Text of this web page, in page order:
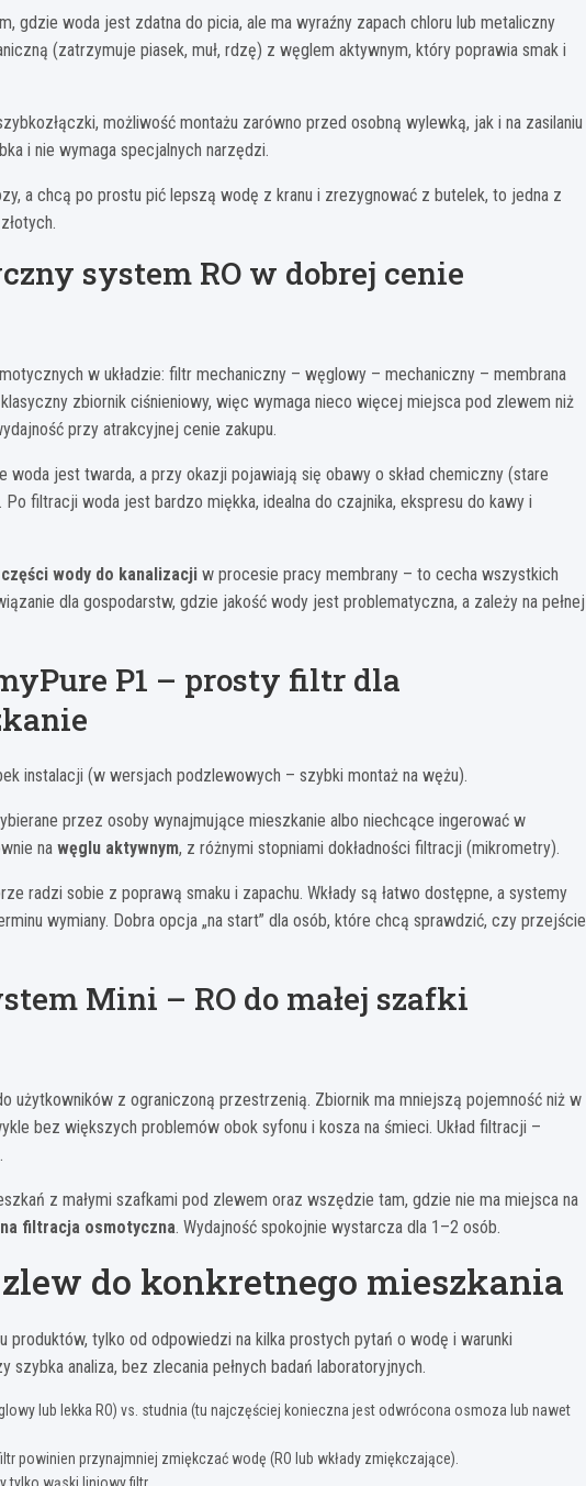
gdzie woda jest zdatna do picia, ale ma wyraźny zapach chloru lub metaliczny
(zatrzymuje piasek, muł, rdzę) z węglem aktywnym, który poprawia smak i
możliwość montażu zarówno przed osobną wylewką, jak i na zasilaniu
i nie wymaga specjalnych narzędzi.
a chcą po prostu pić lepszą wodę z kranu i zrezygnować z butelek, to jedna z
system RO w dobrej cenie
w układzie: filtr mechaniczny – węglowy – mechaniczny – membrana
zbiornik ciśnieniowy, więc wymaga nieco więcej miejsca pod zlewem niż
przy atrakcyjnej cenie zakupu.
jest twarda, a przy okazji pojawiają się obawy o skład chemiczny (stare
filtracji woda jest bardzo miękka, idealna do czajnika, ekspresu do kawy i
wody do kanalizacji w procesie pracy membrany – to cecha wszystkich
dla gospodarstw, gdzie jakość wody jest problematyczna, a zależy na pełnej
P1 – prosty filtr dla
instalacji (w wersjach podzlewowych – szybki montaż na wężu).
przez osoby wynajmujące mieszkanie albo niechcące ingerować w
na węglu aktywnym, z różnymi stopniami dokładności filtracji (mikrometry).
radzi sobie z poprawą smaku i zapachu. Wkłady są łatwo dostępne, a systemy
wymiany. Dobra opcja „na start” dla osób, które chcą sprawdzić, czy przejście
Mini – RO do małej szafki
użytkowników z ograniczoną przestrzenią. Zbiornik ma mniejszą pojemność niż w
bez większych problemów obok syfonu i kosza na śmieci. Układ filtracji –
z małymi szafkami pod zlewem oraz wszędzie tam, gdzie nie ma miejsca na
filtracja osmotyczna. Wydajność spokojnie wystarcza dla 1–2 osób.
do konkretnego mieszkania
produktów, tylko od odpowiedzi na kilka prostych pytań o wodę i warunki
analiza, bez zlecania pełnych badań laboratoryjnych.
lub lekka RO) vs. studnia (tu najczęściej konieczna jest odwrócona osmoza lub nawet
powinien przynajmniej zmiękczać wodę (RO lub wkłady zmiękczające).